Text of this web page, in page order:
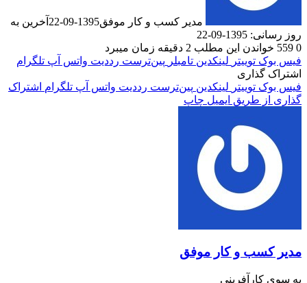
مدیر کسب و کار موفق1395-09-22
آخرین به
09-22
این مطلب 2 دقیقه زمان میبرد
توییتر لینکدین ‫تامبلر ‫پین‌ترست ‫رددیت واتس آپ تلگرام
توییتر لینکدین ‫پین‌ترست ‫رددیت واتس آپ تلگرام
اشتراک
طریق ایمیل چاپ
و کار موفق